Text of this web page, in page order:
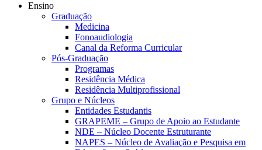
Ensino
Graduação
Medicina
Fonoaudiologia
Canal da Reforma Curricular
Pós-Graduação
Programas
Residência Médica
Residência Multiprofissional
Grupo e Núcleos
Entidades Estudantis
GRAPEME – Grupo de Apoio ao Estudante
NDE – Núcleo Docente Estruturante
NAPES – Núcleo de Avaliação e Pesquisa em